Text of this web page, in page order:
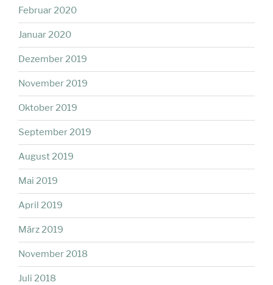
Februar 2020
Januar 2020
Dezember 2019
November 2019
Oktober 2019
September 2019
August 2019
Mai 2019
April 2019
März 2019
November 2018
Juli 2018